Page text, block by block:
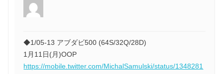
◆1/05-13 アブダビ500 (64S/32Q/28D)
1月11日(月)OOP
https://mobile.twitter.com/MichalSamulski/status/1348281